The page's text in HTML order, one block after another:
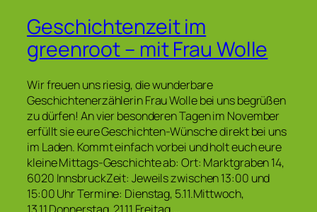
Geschichtenzeit im
greenroot – mit Frau Wolle
Wir freuen uns riesig, die wunderbare
Geschichtenerzählerin Frau Wolle bei uns begrüßen
zu dürfen! An vier besonderen Tagen im November
erfüllt sie eure Geschichten-Wünsche direkt bei uns
im Laden. Kommt einfach vorbei und holt euch eure
kleine Mittags-Geschichte ab: Ort: Marktgraben 14,
6020 InnsbruckZeit: Jeweils zwischen 13:00 und
15:00 Uhr Termine: Dienstag, 5.11.Mittwoch,